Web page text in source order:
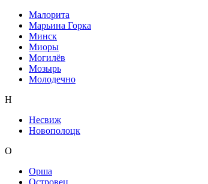
Малорита
Марьина Горка
Минск
Миоры
Могилёв
Мозырь
Молодечно
Н
Несвиж
Новополоцк
О
Орша
Островец